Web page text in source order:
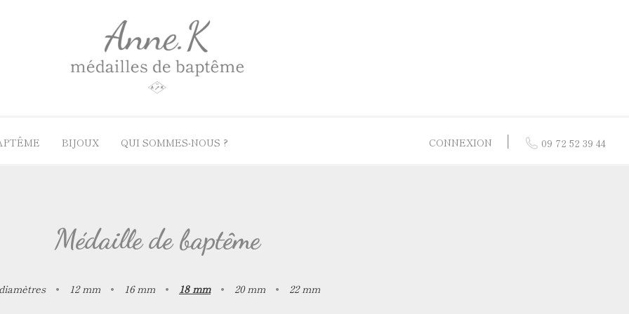
de berceau
de baptême fille
Médaille de baptême en or 9 carats
Médaille de baptême en nacre
BIJOUX QUI SOMMES-NOUS ? CONNEXION │ 09 72 52 39 44
Médaille de baptême
• 12 mm • 16 mm • 18 mm • 20 mm • 22 mm